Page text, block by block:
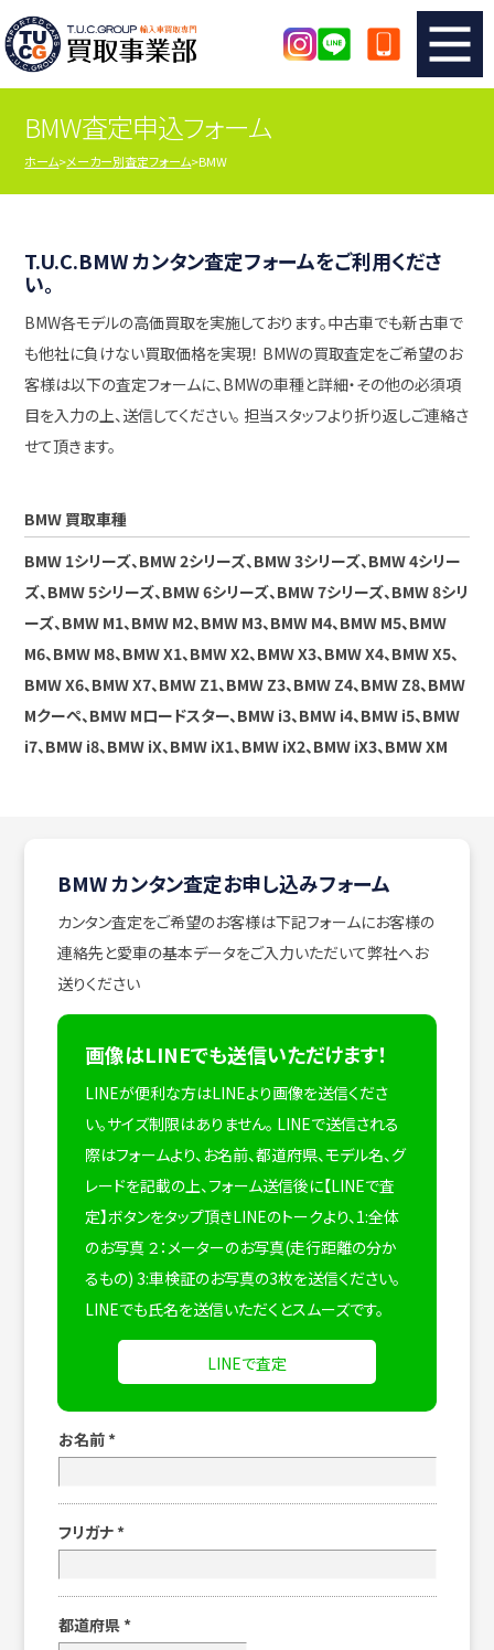
TUCのカンタン査定
査定の注意事項 メーカー別査定フォーム
TUCの買取実績 買取屋さんのスタッフblog
店舗紹介 スタッフ紹介
シリアルナンバーの解説 アクセスマップ
BMW査定申込フォーム
ホーム メーカー別査定フォーム BMW
T.U.C.BMW カンタン査定フォームをご利用くださ
い。
BMW各モデルの高価買取を実施しております。中古車でも新古車で
も他社に負けない買取価格を実現！ BMWの買取査定をご希望のお
客様は以下の査定フォームに、BMWの車種と詳細・その他の必須項
目を入力の上、送信してください。 担当スタッフより折り返しご連絡さ
せて頂きます。
BMW 買取車種
BMW 1シリーズ、BMW 2シリーズ、BMW 3シリーズ、BMW 4シリー
ズ、BMW 5シリーズ、BMW 6シリーズ、BMW 7シリーズ、BMW 8シリ
ーズ、BMW M1、BMW M2、BMW M3、BMW M4、BMW M5、BMW
M6、BMW M8、BMW X1、BMW X2、BMW X3、BMW X4、BMW X5、
BMW X6、BMW X7、BMW Z1、BMW Z3、BMW Z4、BMW Z8、BMW
Mクーペ、BMW Mロードスター、BMW i3、BMW i4、BMW i5、BMW
i7、BMW i8、BMW iX、BMW iX1、BMW iX2、BMW iX3、BMW XM
BMW カンタン査定お申し込みフォーム
カンタン査定をご希望のお客様は下記フォームにお客様の
連絡先と愛車の基本データをご入力いただいて弊社へお
送りください
画像はLINEでも送信いただけます！
LINEが便利な方はLINEより画像を送信くださ
い。サイズ制限はありません。 LINEで送信される
際はフォームより、お名前、都道府県、モデル名、グ
レードを記載の上、フォーム送信後に【LINEで査
定】ボタンをタップ頂きLINEのトークより、1:全体
のお写真 ２：メーターのお写真(走行距離の分か
るもの) 3:車検証のお写真の3枚を送信ください。
LINEでも氏名を送信いただくとスムーズです。
LINEで査定
お名前 *
フリガナ *
都道府県 *